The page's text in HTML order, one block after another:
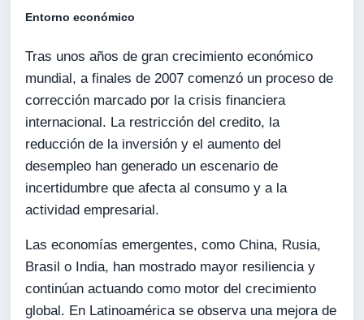
Entorno económico
Tras unos años de gran crecimiento económico
mundial, a finales de 2007 comenzó un proceso de
corrección marcado por la crisis financiera
internacional. La restricción del credito, la
reducción de la inversión y el aumento del
desempleo han generado un escenario de
incertidumbre que afecta al consumo y a la
actividad empresarial.
Las economías emergentes, como China, Rusia,
Brasil o India, han mostrado mayor resiliencia y
continúan actuando como motor del crecimiento
global. En Latinoamérica se observa una mejora de